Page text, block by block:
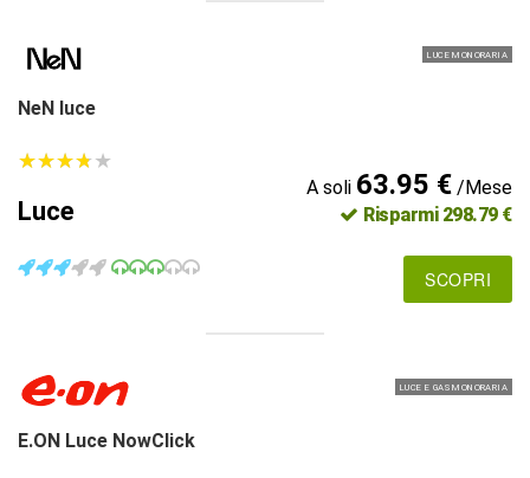
LUCE MONORARIA
NeN luce
★★★★★
★★★★★
Luce
A soli 63.95 €/Mese
Risparmi 298.79 €
SCOPRI
LUCE E GAS MONORARIA
E.ON Luce NowClick